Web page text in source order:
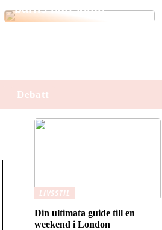
barns nattsömn
Debatt
LIVSSTIL
Din ultimata guide till en
weekend i London